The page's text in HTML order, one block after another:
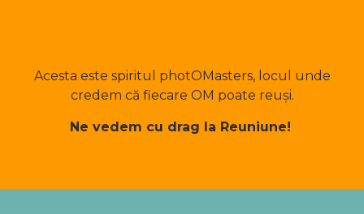
Acesta este spiritul photOMasters, locul unde
credem că fiecare OM poate reuși.
Ne vedem cu drag la Reuniune!